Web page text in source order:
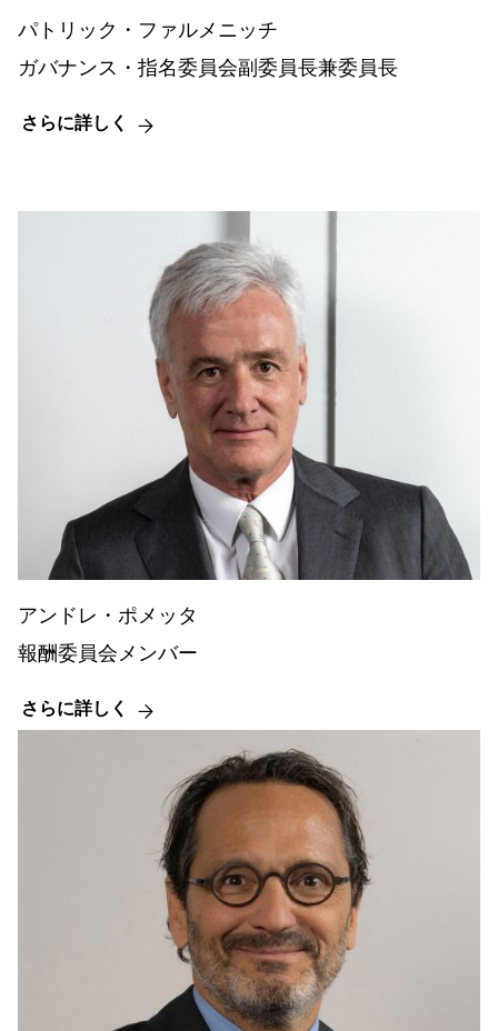
パトリック・ファルメニッチ
ガバナンス・指名委員会副委員長兼委員長
さらに詳しく
アンドレ・ポメッタ
報酬委員会メンバー
さらに詳しく